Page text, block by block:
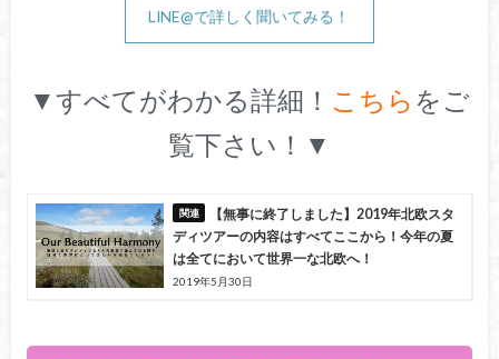
LINE@で詳しく聞いてみる！
▼すべてがわかる詳細！ こちら をご
覧下さい！▼
【無事に終了しました】2019年北欧スタ
ディツアーの内容はすべてここから！今年の夏
は全てにおいて世界一な北欧へ！
2019年5月30日